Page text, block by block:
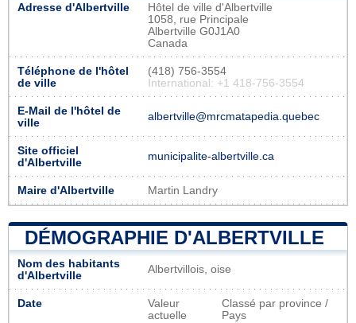
Adresse d'Albertville
Hôtel de ville d'Albertville
1058, rue Principale
Albertville G0J1A0
Canada
Téléphone de l'hôtel
de ville
(418) 756-3554
International: +1 418-756-3554
E-Mail de l'hôtel de
ville
albertville@mrcmatapedia.quebec
Site officiel
d'Albertville
municipalite-albertville.ca
Maire d'Albertville Martin Landry
DÉMOGRAPHIE D'ALBERTVILLE
Nom des habitants
d'Albertville
Albertvillois, oise
Date
Valeur
actuelle
Classé par province /
Pays